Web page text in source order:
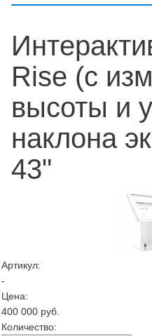
Rise (с
высоты и
наклона
43"
Артикул:
-
Цена:
400 000 руб.
Количество: